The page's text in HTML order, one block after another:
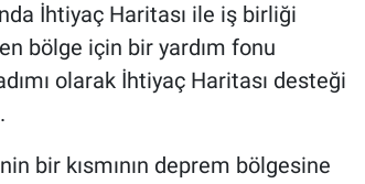
İhtiyaç Haritası ile iş birliği
bölge için bir yardım fonu
olarak İhtiyaç Haritası desteği
bir kısmının deprem bölgesine